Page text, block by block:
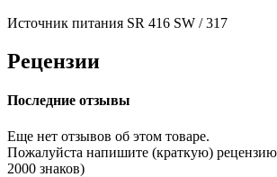
Источник питания SR 416 SW / 317
Рецензии
Последние отзывы
Еще нет отзывов об этом товаре.
Пожалуйста напишите (краткую)
2000 знаков)